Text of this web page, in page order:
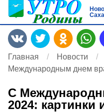
Главная Новости
Международным днем
C
2024: картинки